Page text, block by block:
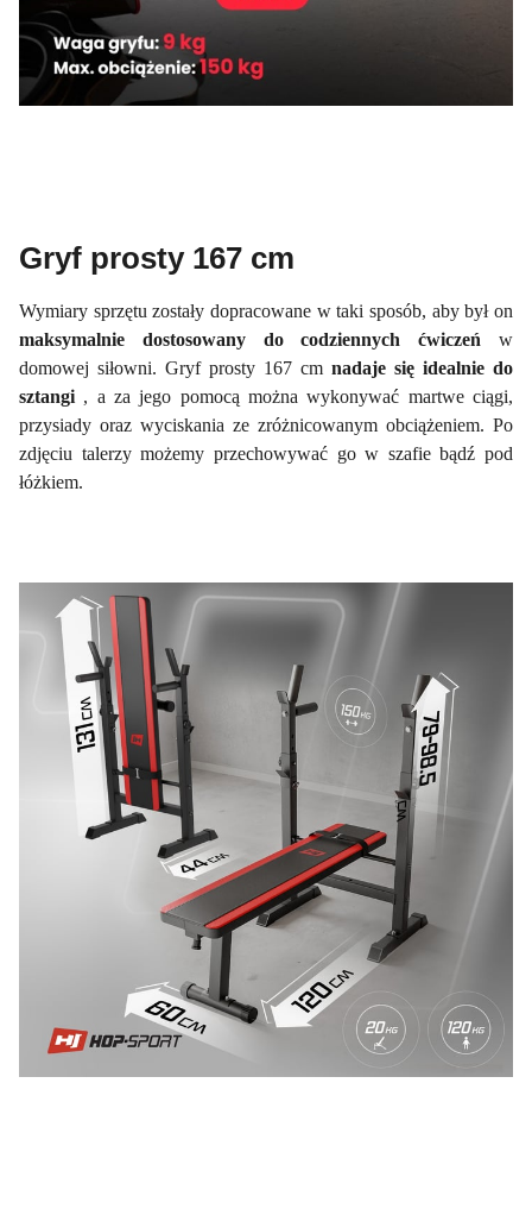
Gryf prosty 167 cm
Wymiary sprzętu zostały dopracowane w taki sposób, aby był on
maksymalnie dostosowany do codziennych ćwiczeń w
domowej siłowni. Gryf prosty 167 cm nadaje się idealnie do
sztangi , a za jego pomocą można wykonywać martwe ciągi,
przysiady oraz wyciskania ze zróżnicowanym obciążeniem. Po
zdjęciu talerzy możemy przechowywać go w szafie bądź pod
łóżkiem.